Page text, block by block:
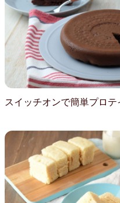
スイッチオンで簡単プロテ